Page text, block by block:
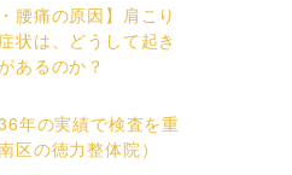
腰痛の原因】肩こり
状は、どうして起き
あるのか？
年の実績で検査を重
区の徳力整体院）